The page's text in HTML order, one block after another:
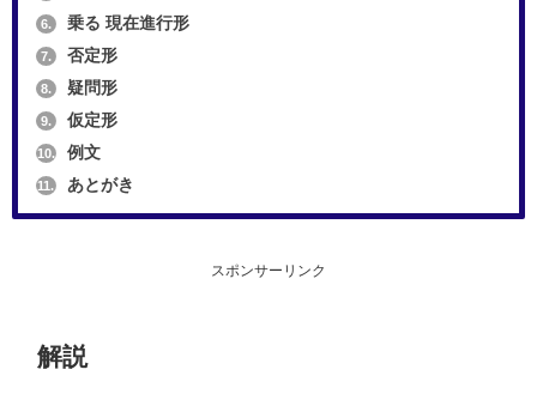
6. 乗る 現在進行形
7. 否定形
8. 疑問形
9. 仮定形
10. 例文
11. あとがき
スポンサーリンク
解説